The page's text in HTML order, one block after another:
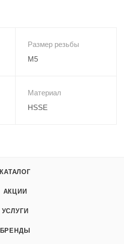
Размер резьбы
M5
Материал
HSSE
КАТАЛОГ
АКЦИИ
УСЛУГИ
БРЕНДЫ